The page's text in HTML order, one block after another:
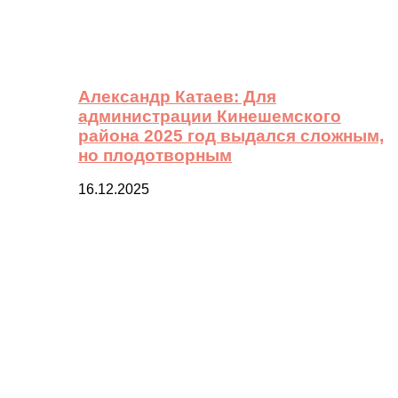
Александр Катаев: Для
администрации Кинешемского
района 2025 год выдался сложным,
но плодотворным
16.12.2025